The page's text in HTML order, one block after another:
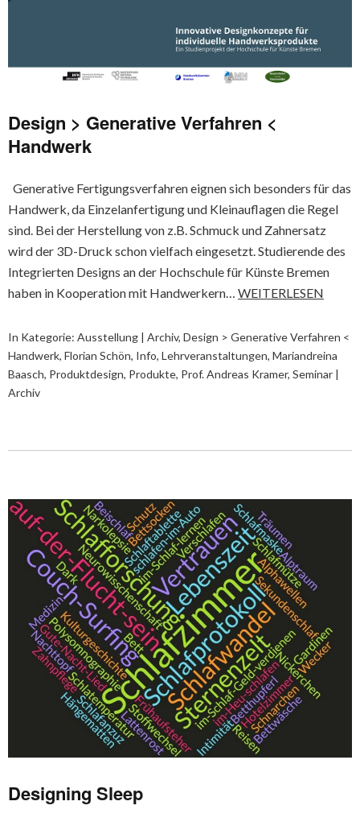
Design > Generative Verfahren <
Handwerk
Generative Fertigungsverfahren eignen sich besonders für das
Handwerk, da Einzelanfertigung und Kleinauflagen die Regel
sind. Bei der Herstellung von z.B. Schmuck und Zahnersatz
wird der 3D-Druck schon vielfach eingesetzt. Studierende des
Integrierten Designs an der Hochschule für Künste Bremen
haben in Kooperation mit Handwerkern… WEITERLESEN
In Kategorie: Ausstellung | Archiv, Design > Generative Verfahren <
Handwerk, Florian Schön, Info, Lehrveranstaltungen, Mariandreina
Baasch, Produktdesign, Produkte, Prof. Andreas Kramer, Seminar |
Archiv
Designing Sleep